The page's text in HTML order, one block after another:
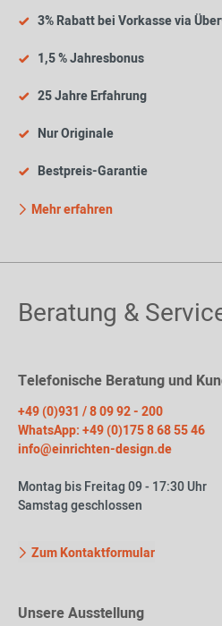
3% Rabatt bei Vorkasse via
1,5 % Jahresbonus
25 Jahre Erfahrung
Nur Originale
Bestpreis-Garantie
Mehr erfahren
Beratung &
Telefonische Beratung und
+49 (0)931 / 8 09 92 - 200
WhatsApp: +49 (0)175 8 68 55 46
info@einrichten-design.de
Montag bis Freitag 09 - 17:30 Uhr
Samstag geschlossen
Zum Kontaktformular
Unsere Ausstellung